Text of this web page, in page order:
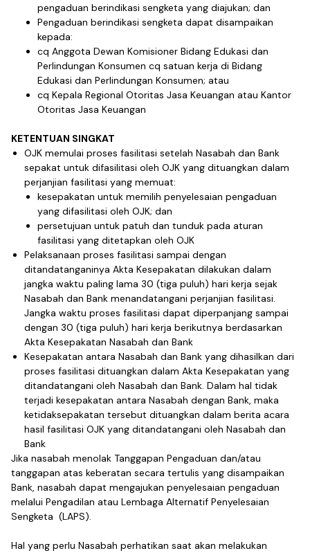
pengaduan berindikasi sengketa yang diajukan; dan
Pengaduan berindikasi sengketa dapat disampaikan
kepada:
cq Anggota Dewan Komisioner Bidang Edukasi dan
Perlindungan Konsumen cq satuan kerja di Bidang
Edukasi dan Perlindungan Konsumen; atau
cq Kepala Regional Otoritas Jasa Keuangan atau Kantor
Otoritas Jasa Keuangan
KETENTUAN SINGKAT
OJK memulai proses fasilitasi setelah Nasabah dan Bank
sepakat untuk difasilitasi oleh OJK yang dituangkan dalam
perjanjian fasilitasi yang memuat:
kesepakatan untuk memilih penyelesaian pengaduan
yang difasilitasi oleh OJK; dan
persetujuan untuk patuh dan tunduk pada aturan
fasilitasi yang ditetapkan oleh OJK
Pelaksanaan proses fasilitasi sampai dengan
ditandatanganinya Akta Kesepakatan dilakukan dalam
jangka waktu paling lama 30 (tiga puluh) hari kerja sejak
Nasabah dan Bank menandatangani perjanjian fasilitasi.
Jangka waktu proses fasilitasi dapat diperpanjang sampai
dengan 30 (tiga puluh) hari kerja berikutnya berdasarkan
Akta Kesepakatan Nasabah dan Bank
Kesepakatan antara Nasabah dan Bank yang dihasilkan dari
proses fasilitasi dituangkan dalam Akta Kesepakatan yang
ditandatangani oleh Nasabah dan Bank. Dalam hal tidak
terjadi kesepakatan antara Nasabah dengan Bank, maka
ketidaksepakatan tersebut dituangkan dalam berita acara
hasil fasilitasi OJK yang ditandatangani oleh Nasabah dan
Bank
Jika nasabah menolak Tanggapan Pengaduan dan/atau
tanggapan atas keberatan secara tertulis yang disampaikan
Bank, nasabah dapat mengajukan penyelesaian pengaduan
melalui Pengadilan atau Lembaga Alternatif Penyelesaian
Sengketa (LAPS).
Hal yang perlu Nasabah perhatikan saat akan melakukan